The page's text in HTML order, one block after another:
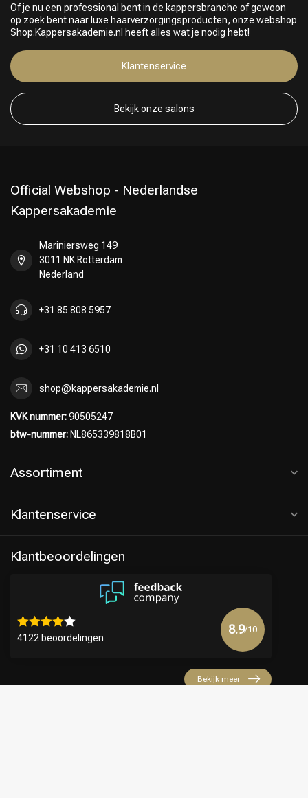
Keuze van onze Kappers
Of je nu een professional bent in de kappersbranche of gewoon
op zoek bent naar luxe haarverzorgingsproducten, onze webshop
Shop.Kappersakademie.nl heeft alles wat je nodig hebt!
Klantenservice
Bekijk onze salons
Official Webshop - Nederlandse
Kappersakademie
Mariniersweg 149
3011 NK Rotterdam
Nederland
+31 85 808 5957
+31 10 413 6510
shop@kappersakademie.nl
KVK nummer:90505247
btw-nummer: NL865339818B01
Assortiment
Klantenservice
Klantbeoordelingen
4122 beoordelingen
8.9/10
Bekijk meer